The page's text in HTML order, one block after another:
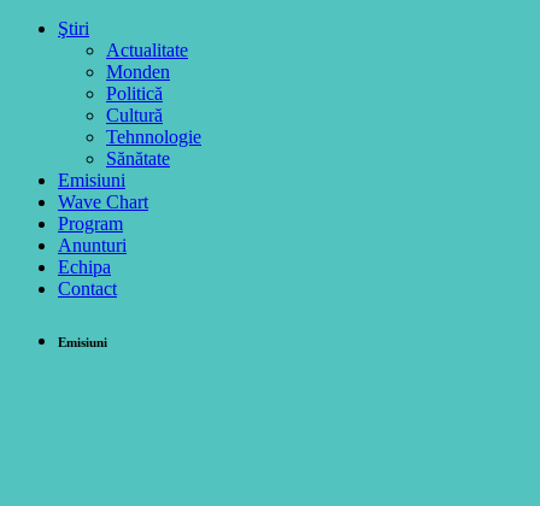
Ştiri
Actualitate
Monden
Politică
Cultură
Tehnnologie
Sănătate
Emisiuni
Wave Chart
Program
Anunturi
Echipa
Contact
Emisiuni